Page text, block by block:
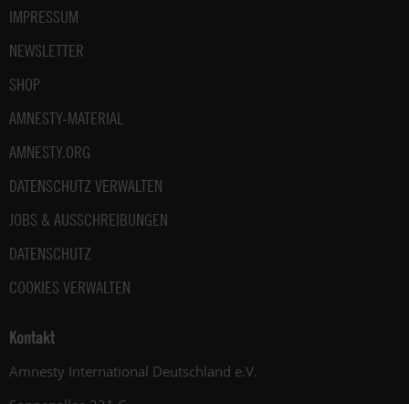
IMPRESSUM
NEWSLETTER
SHOP
AMNESTY-MATERIAL
AMNESTY.ORG
DATENSCHUTZ VERWALTEN
JOBS & AUSSCHREIBUNGEN
DATENSCHUTZ
COOKIES VERWALTEN
Kontakt
Amnesty International Deutschland e.V.